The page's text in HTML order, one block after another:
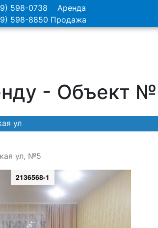
598-0738 Аренда
598-8850 Продажа
- Объект
ул
ул, №5
2136568-1